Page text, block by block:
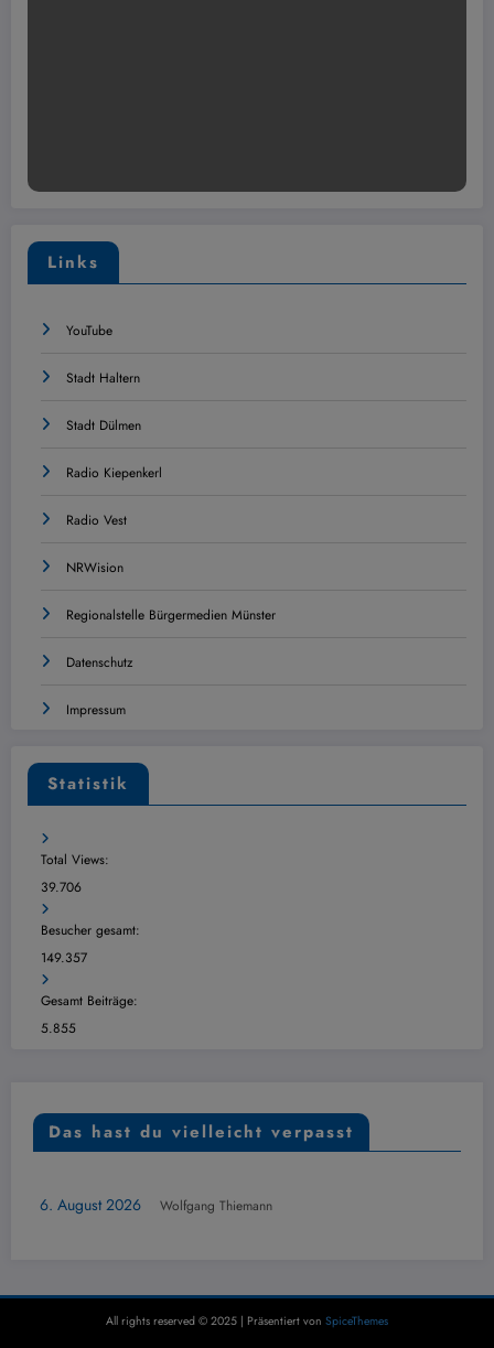
Links
YouTube
Stadt Haltern
Stadt Dülmen
Radio Kiepenkerl
Radio Vest
NRWision
Regionalstelle Bürgermedien Münster
Datenschutz
Impressum
Statistik
Total Views:
39.706
Besucher gesamt:
149.357
Gesamt Beiträge:
5.855
Das hast du vielleicht verpasst
2026 Wolfgang Thiemann
All rights reserved © 2025 | Präsentiert von SpiceThemes